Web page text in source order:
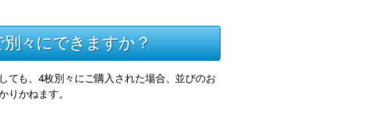
々にできますか？
ても、4枚別々にご購入された場合、並びのお
かねます。